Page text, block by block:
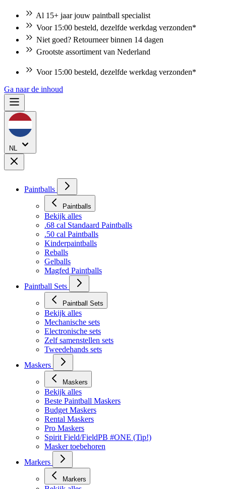
Al 15+ jaar jouw paintball specialist
Voor 15:00 besteld, dezelfde werkdag verzonden*
Niet goed? Retourneer binnen 14 dagen
Grootste assortiment van Nederland
Voor 15:00 besteld, dezelfde werkdag verzonden*
Ga naar de inhoud
NL
Paintballs
Paintballs
Bekijk alles
.68 cal Standaard Paintballs
.50 cal Paintballs
Kinderpaintballs
Reballs
Gelballs
Magfed Paintballs
Paintball Sets
Paintball Sets
Bekijk alles
Mechanische sets
Electronische sets
Zelf samenstellen sets
Tweedehands sets
Maskers
Maskers
Bekijk alles
Beste Paintball Maskers
Budget Maskers
Rental Maskers
Pro Maskers
Spirit Field/FieldPB #ONE (Tip!)
Masker toebehoren
Markers
Markers